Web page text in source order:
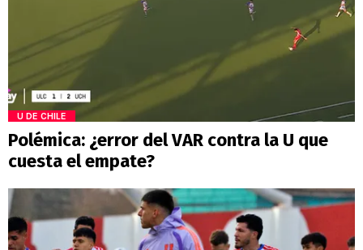
U DE CHILE
Polémica: ¿error del VAR contra la U que
cuesta el empate?